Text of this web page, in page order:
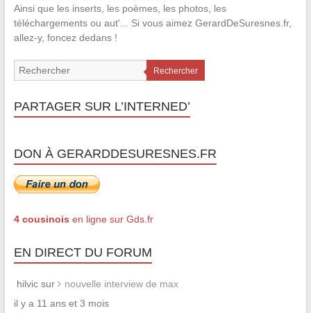
Ainsi que les inserts, les poèmes, les photos, les
téléchargements ou aut'... Si vous aimez GerardDeSuresnes.fr,
allez-y, foncez dedans !
Rechercher
PARTAGER SUR L’INTERNED’
DON À GERARDDESURESNES.FR
4 cousinois en ligne sur Gds.fr
EN DIRECT DU FORUM
hilvic sur
nouvelle interview de max
il y a 11 ans et 3 mois